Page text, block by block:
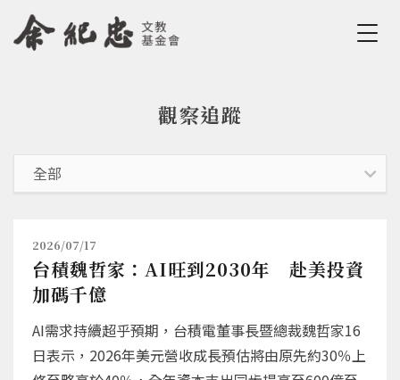
Jump to Navigation
Jump to Main content
觀察追蹤
2026/07/17
台積魏哲家：AI旺到2030年 赴美投資
加碼千億
AI需求持續超乎預期，台積電董事長暨總裁魏哲家16
日表示，2026年美元營收成長預估將由原先約30％上